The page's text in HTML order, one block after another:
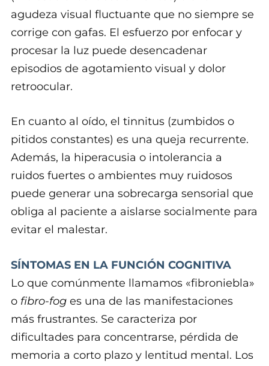
agudeza visual fluctuante que no siempre se
corrige con gafas. El esfuerzo por enfocar y
procesar la luz puede desencadenar
episodios de agotamiento visual y dolor
retroocular.
En cuanto al oído, el tinnitus (zumbidos o
pitidos constantes) es una queja recurrente.
Además, la hiperacusia o intolerancia a
ruidos fuertes o ambientes muy ruidosos
puede generar una sobrecarga sensorial que
obliga al paciente a aislarse socialmente para
evitar el malestar.
SÍNTOMAS EN LA FUNCIÓN COGNITIVA
Lo que comúnmente llamamos «fibroniebla»
o fibro-fog es una de las manifestaciones
más frustrantes. Se caracteriza por
dificultades para concentrarse, pérdida de
memoria a corto plazo y lentitud mental. Los